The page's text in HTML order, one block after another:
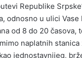
Republike
odnosno u ulici
od 8 do 20 časova,
naplatnih
jednostavnijeg,